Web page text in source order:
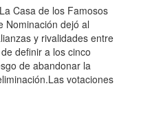
Casa de los Famosos
Nominación dejó al
y rivalidades entre
definir a los cinco
de abandonar la
votaciones